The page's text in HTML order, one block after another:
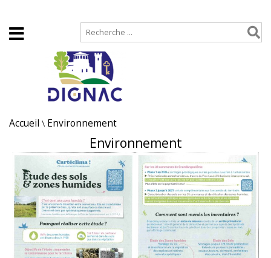
Accueil \ Environnement
Environnement